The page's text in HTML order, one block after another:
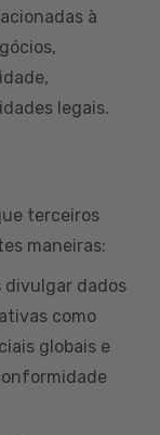
à
legais.
terceiros
maneiras:
divulgar dados
como
globais e